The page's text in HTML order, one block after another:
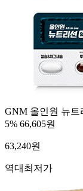
GNM 올인원 뉴트
5% 66,605원
63,240원
역대최저가